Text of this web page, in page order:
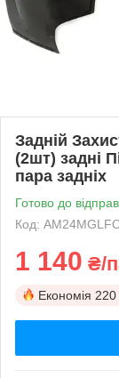
Задній
(2шт) задні
пара задніх
Готово до
Код:
1 140 ₴/
Економія 220